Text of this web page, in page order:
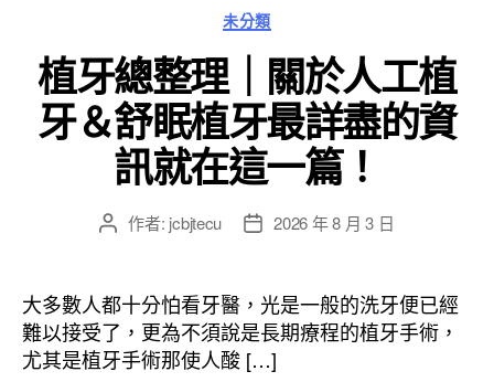
分
類
未分類
植牙總整理｜關於人工植
牙＆舒眠植牙最詳盡的資
訊就在這一篇！
文
者
作者: jcbjtecu
文
佈
日
期
2026 年 8 月 3 日
大多數人都十分怕看牙醫，光是一般的洗牙便已經
難以接受了，更為不須說是長期療程的植牙手術，
尤其是植牙手術那使人酸 […]